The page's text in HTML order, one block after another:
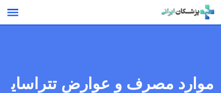
Skip
موارد مصرف و عوارض تتراسای